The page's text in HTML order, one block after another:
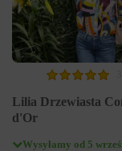
Lilia Drzewiasta
d'Or
Wysyłamy od 5